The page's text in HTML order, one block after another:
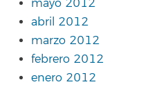
mayo 2012
abril 2012
marzo 2012
febrero 2012
enero 2012